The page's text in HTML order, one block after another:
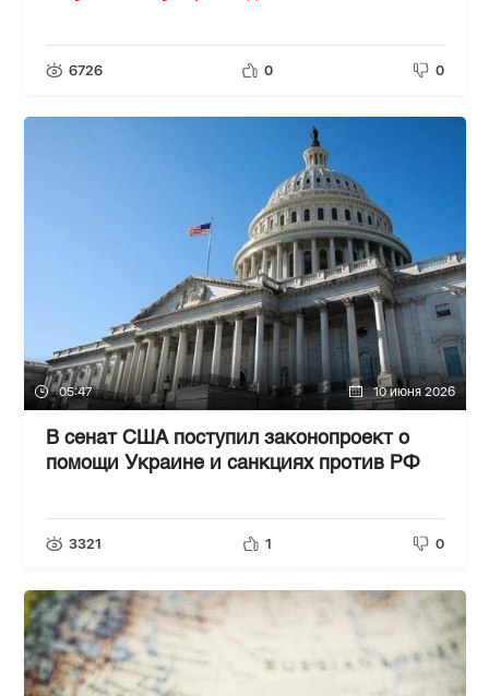
6726 0 0
05:47 10 июня 2026
В сенат США поступил законопроект о
помощи Украине и санкциях против РФ
3321 1 0